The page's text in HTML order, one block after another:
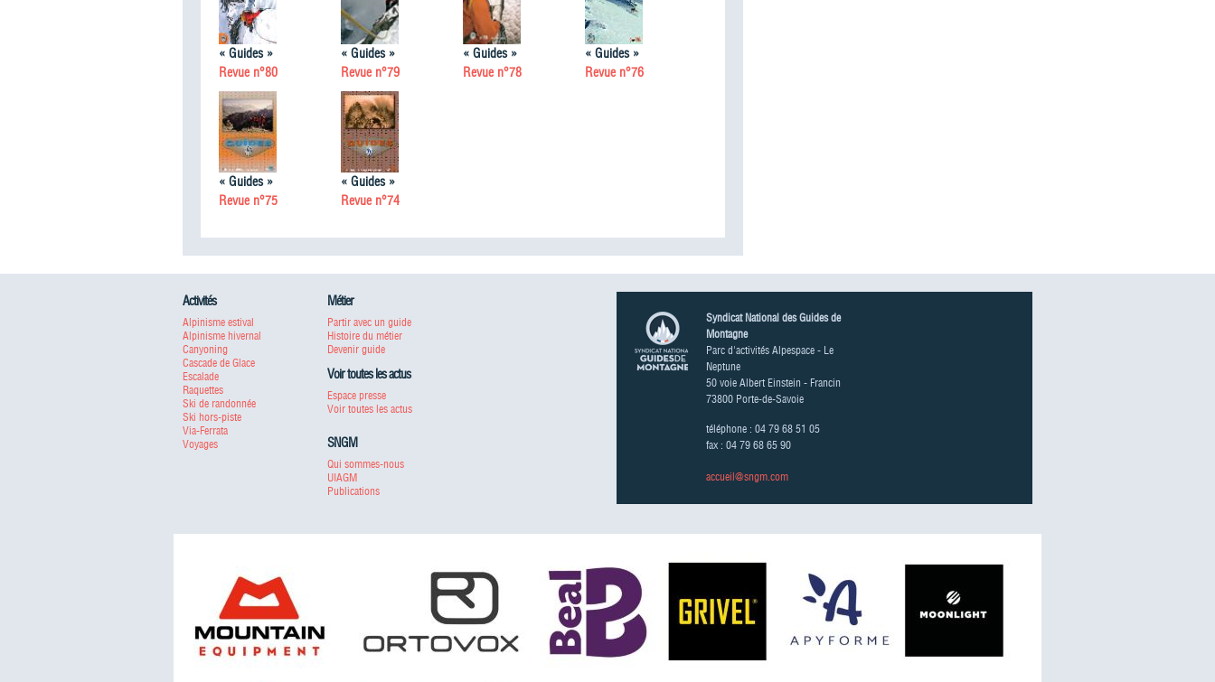
« Guides »
Revue n°80
« Guides »
Revue n°79
« Guides »
Revue n°78
« Guides »
Revue n°76
« Guides »
Revue n°75
« Guides »
Revue n°74
Activités
Alpinisme estival
Alpinisme hivernal
Canyoning
Cascade de Glace
Escalade
Raquettes
Ski de randonnée
Ski hors-piste
Via-Ferrata
Voyages
Métier
Partir avec un guide
Histoire du métier
Devenir guide
Voir toutes les actus
Espace presse
Voir toutes les actus
SNGM
Qui sommes-nous
UIAGM
Publications
Syndicat National des Guides de
Montagne
Parc d'activités Alpespace - Le
Neptune
50 voie Albert Einstein - Francin
73800 Porte-de-Savoie
téléphone : 04 79 68 51 05
fax : 04 79 68 65 90
accueil@sngm.com